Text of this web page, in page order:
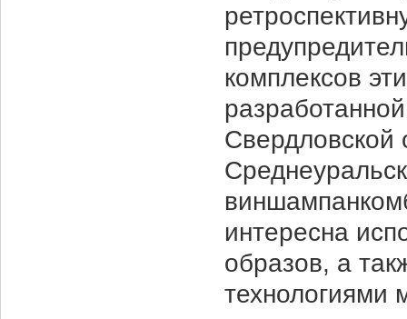
комплексов
интересна
образов, а
технологиями